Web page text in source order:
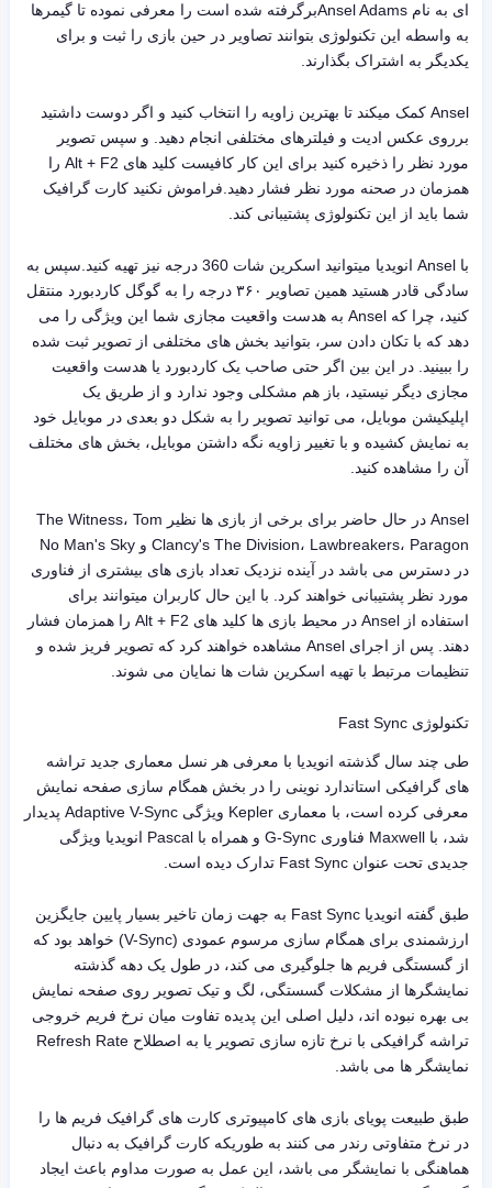
ای به نام Ansel Adamsبرگرفته شده است را معرفی نموده تا گیمرها
به واسطه این تکنولوژی بتوانند تصاویر در حین بازی را ثبت و برای
یکدیگر به اشتراک بگذارند.
Ansel کمک میکند تا بهترین زاویه را انتخاب کنید و اگر دوست داشتید
برروی عکس ادیت و فیلترهای مختلفی انجام دهید. و سپس تصویر
مورد نظر را ذخیره کنید برای این کار کافیست کلید های Alt + F2 را
همزمان در صحنه مورد نظر فشار دهید.فراموش نکنید کارت گرافیک
شما باید از این تکنولوژی پشتیبانی کند.
با Ansel انویدیا میتوانید اسکرین شات 360 درجه نیز تهیه کنید.سپس به
سادگی قادر هستید همین تصاویر ۳۶۰ درجه را به گوگل کاردبورد منتقل
کنید، چرا که Ansel به هدست واقعیت مجازی شما این ویژگی را می
دهد که با تکان دادن سر، بتوانید بخش های مختلفی از تصویر ثبت شده
را ببینید. در این بین اگر حتی صاحب یک کاردبورد یا هدست واقعیت
مجازی دیگر نیستید، باز هم مشکلی وجود ندارد و از طریق یک
اپلیکیشن موبایل، می توانید تصویر را به شکل دو بعدی در موبایل خود
به نمایش کشیده و با تغییر زاویه نگه داشتن موبایل، بخش های مختلف
آن را مشاهده کنید.
Ansel در حال حاضر برای برخی از بازی ها نظیر The Witness، Tom
Clancy's The Division، Lawbreakers، Paragon و No Man's Sky
در دسترس می باشد در آینده نزدیک تعداد بازی های بیشتری از فناوری
مورد نظر پشتیبانی خواهند کرد. با این حال کاربران میتوانند برای
استفاده از Ansel در محیط بازی ها کلید های Alt + F2 را همزمان فشار
دهند. پس از اجرای Ansel مشاهده خواهند کرد که تصویر فریز شده و
تنظیمات مرتبط با تهیه اسکرین شات ها نمایان می شوند.
تکنولوژی Fast Sync
طی چند سال گذشته انویدیا با معرفی هر نسل معماری جدید تراشه
های گرافیکی استاندارد نوینی را در بخش همگام سازی صفحه نمایش
معرفی کرده است، با معماری Kepler ویژگی Adaptive V-Sync پدیدار
شد، با Maxwell فناوری G-Sync و همراه با Pascal انویدیا ویژگی
جدیدی تحت عنوان Fast Sync تدارک دیده است.
طبق گفته انویدیا Fast Sync به جهت زمان تاخیر بسیار پایین جایگزین
ارزشمندی برای همگام سازی مرسوم عمودی (V-Sync) خواهد بود که
از گسستگی فریم ها جلوگیری می کند، در طول یک دهه گذشته
نمایشگرها از مشکلات گسستگی، لگ و تیک تصویر روی صفحه نمایش
بی بهره نبوده اند، دلیل اصلی این پدیده تفاوت میان نرخ فریم خروجی
تراشه گرافیکی با نرخ تازه سازی تصویر یا به اصطلاح Refresh Rate
نمایشگر ها می باشد.
طبق طبیعت پویای بازی های کامپیوتری کارت های گرافیک فریم ها را
در نرخ متفاوتی رندر می کنند به طوریکه کارت گرافیک به دنبال
هماهنگی با نمایشگر می باشد، این عمل به صورت مداوم باعث ایجاد